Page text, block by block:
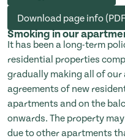
Download page info
Smoking in our
It has been a long-term
residential properties
gradually making all of
agreements of new
apartments and on the
onwards. The property
due to other apartments